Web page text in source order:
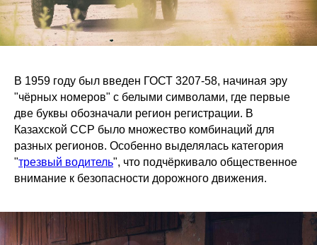
В 1959 году был введен ГОСТ 3207-58, начиная эру
"чёрных номеров" с белыми символами, где первые
две буквы обозначали регион регистрации. В
Казахской ССР было множество комбинаций для
разных регионов. Особенно выделялась категория
"трезвый водитель", что подчёркивало общественное
внимание к безопасности дорожного движения.